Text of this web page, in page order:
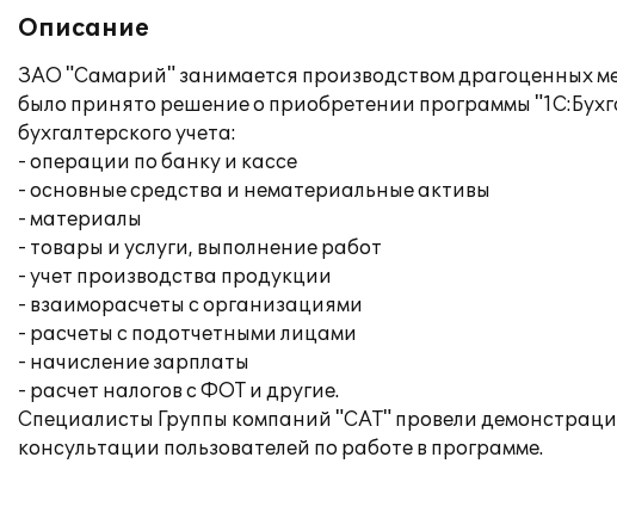
Описание
ЗАО "Самарий" занимается производством драгоценных
было принято решение о приобретении программы
бухгалтерского учета:
- операции по банку и кассе
- основные средства и нематериальные активы
- материалы
- товары и услуги, выполнение работ
- учет производства продукции
- взаиморасчеты с организациями
- расчеты с подотчетными лицами
- начисление зарплаты
- расчет налогов с ФОТ и другие.
Специалисты Группы компаний "САТ" провели
консультации пользователей по работе в программе.